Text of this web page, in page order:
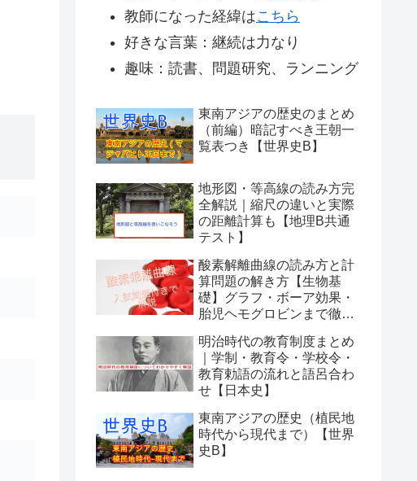
教師になった経緯はこちら
好きな言葉：継続は力なり
趣味：読書、問題研究、ランニング
東南アジアの歴史のまとめ
（前編）暗記すべき王朝一
覧表つき【世界史B】
地形図・等高線の読み方完
全解説｜縮尺の違いと実際
の距離計算も【地理B共通
テスト】
酸素解離曲線の読み方と計
算問題の解き方【生物基
礎】グラフ・ボーア効果・
胎児ヘモグロビンまで徹底
明治時代の教育制度まとめ
｜学制・教育令・学校令・
教育勅語の流れと語呂合わ
せ【日本史】
東南アジアの歴史（植民地
時代から現代まで）【世界
史B】